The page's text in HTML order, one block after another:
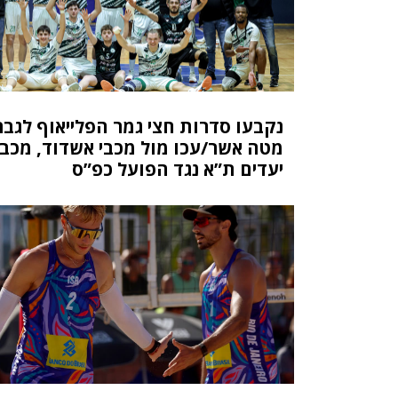
נקבעו סדרות חצי גמר הפלייאוף
מטה אשר/עכו מול מכבי אשדוד,
יעדים ת”א נגד הפועל כפ”ס